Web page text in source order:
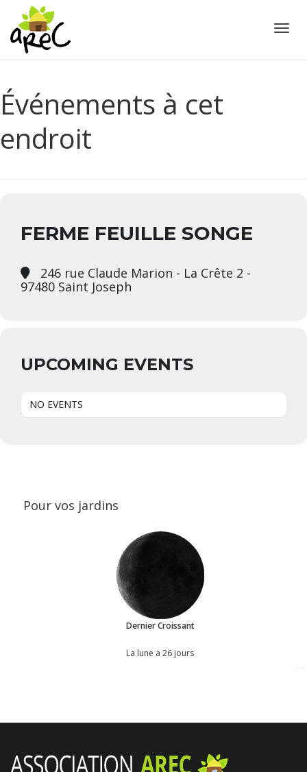
Événements à cet
endroit
FERME FEUILLE SONGE
246 rue Claude Marion - La Crête 2 -
97480 Saint Joseph
UPCOMING EVENTS
NO EVENTS
Pour vos jardins
Dernier Croissant
La lune a 26 jours